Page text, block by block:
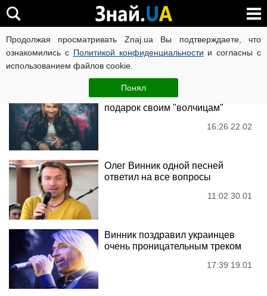
Продолжая просматривать Znaj.ua Вы подтверждаете, что
ознакомились с Политикой конфиденциальности и согласны с
использованием файлов cookie.
Понял
Олег Винник
Винник готовит шикарный
подарок своим "волчицам"
16:26 22.02
Олег Винник одной песней
ответил на все вопросы
11:02 30.01
Винник поздравил украинцев
очень проницательным треком
17:39 19.01